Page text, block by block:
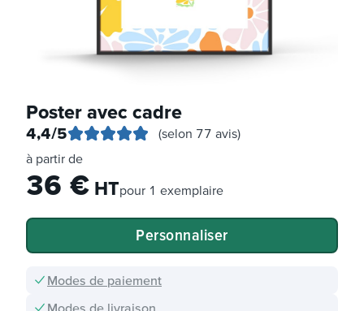
Poster avec cadre
4,4/5
(selon 77 avis)
à partir de
36 €HTpour 1 exemplaire
Personnaliser
Modes de paiement
Modes de livraison